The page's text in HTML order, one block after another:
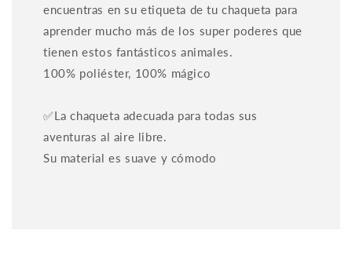
encuentras en su etiqueta de tu chaqueta para
aprender mucho más de los super poderes que
tienen estos fantásticos animales.
100% poliéster, 100% mágico
✅La chaqueta adecuada para todas sus
aventuras al aire libre.
Su material es suave y cómodo